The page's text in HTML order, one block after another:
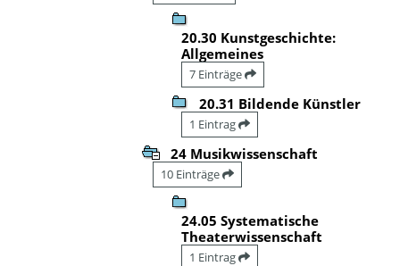
20.30 Kunstgeschichte:
Allgemeines
7 Einträge
20.31 Bildende Künstler
1 Eintrag
24 Musikwissenschaft
10 Einträge
24.05 Systematische
Theaterwissenschaft
1 Eintrag